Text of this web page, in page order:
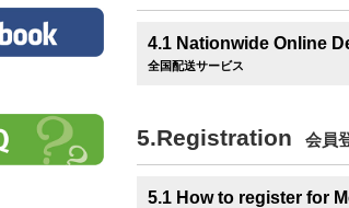
4.1 Nationwide Online
全国配送サービス
5.Registration 会員
5.1 How to register for